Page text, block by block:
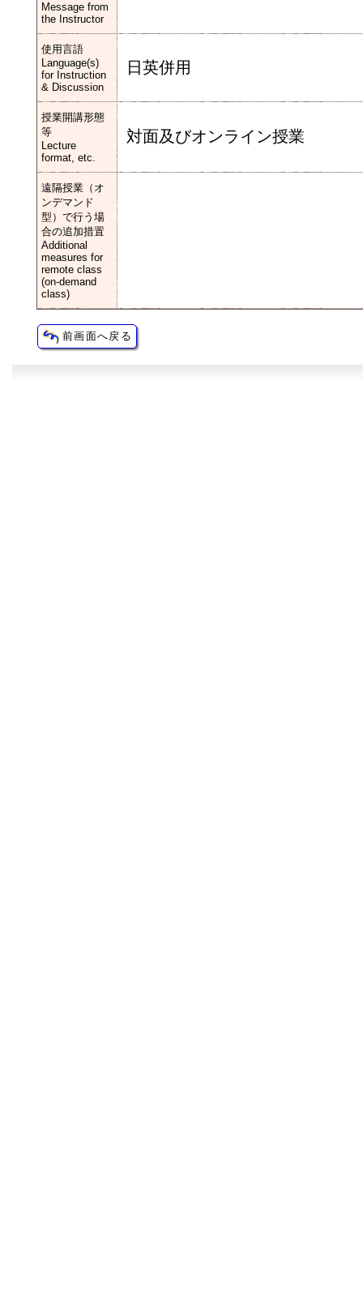
Message from
the Instructor
使用言語
Language(s)
for Instruction
& Discussion
日英併用
授業開講形態
等
Lecture
format, etc.
対面及びオンライン授業
遠隔授業（オ
ンデマンド
型）で行う場
合の追加措置
Additional
measures for
remote class
(on-demand
class)